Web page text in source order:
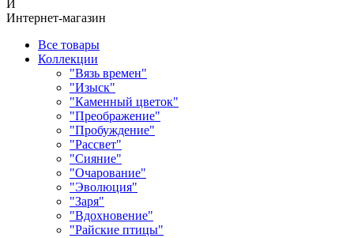
И
Интернет-магазин
Все товары
Коллекции
"Вязь времен"
"Изыск"
"Каменный цветок"
"Преображение"
"Пробуждение"
"Рассвет"
"Сияние"
"Очарование"
"Эволюция"
"Заря"
"Вдохновение"
"Райские птицы"